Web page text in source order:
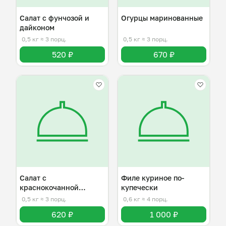
Салат с фунчозой и
дайконом
0,5 кг ≈ 3 порц.
520 ₽
Огурцы маринованные
0,5 кг ≈ 3 порц.
670 ₽
Салат с
краснокочанной
капустой
0,5 кг ≈ 3 порц.
620 ₽
Филе куриное по-
купечески
0,6 кг ≈ 4 порц.
1 000 ₽